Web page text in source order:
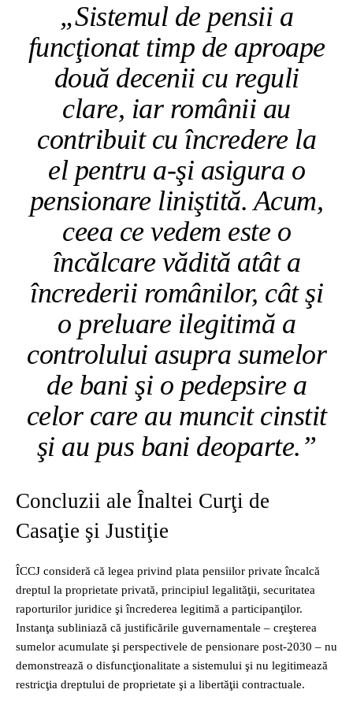
„Sistemul de pensii a
funcţionat timp de aproape
două decenii cu reguli
clare, iar românii au
contribuit cu încredere la
el pentru a‑şi asigura o
pensionare liniştită. Acum,
ceea ce vedem este o
încălcare vădită atât a
încrederii românilor, cât şi
o preluare ilegitimă a
controlului asupra sumelor
de bani şi o pedepsire a
celor care au muncit cinstit
şi au pus bani deoparte.”
Concluzii ale Înaltei Curţi de
Casaţie şi Justiţie
ÎCCJ consideră că legea privind plata pensiilor private încalcă
dreptul la proprietate privată, principiul legalităţii, securitatea
raporturilor juridice şi încrederea legitimă a participanţilor.
Instanţa subliniază că justificările guvernamentale – creşterea
sumelor acumulate şi perspectivele de pensionare post‑2030 – nu
demonstrează o disfuncţionalitate a sistemului şi nu legitimează
restricţia dreptului de proprietate şi a libertăţii contractuale.